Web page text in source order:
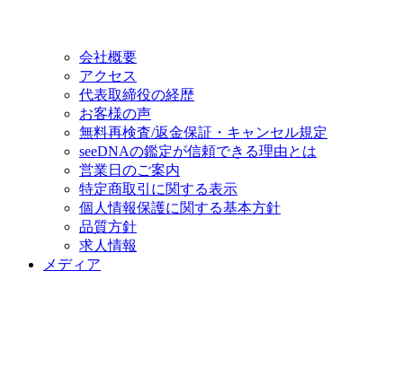
会社概要
アクセス
代表取締役の経歴
お客様の声
無料再検査/返金保証・キャンセル規定
seeDNAの鑑定が信頼できる理由とは
営業日のご案内
特定商取引に関する表示
個人情報保護に関する基本方針
品質方針
求人情報
メディア